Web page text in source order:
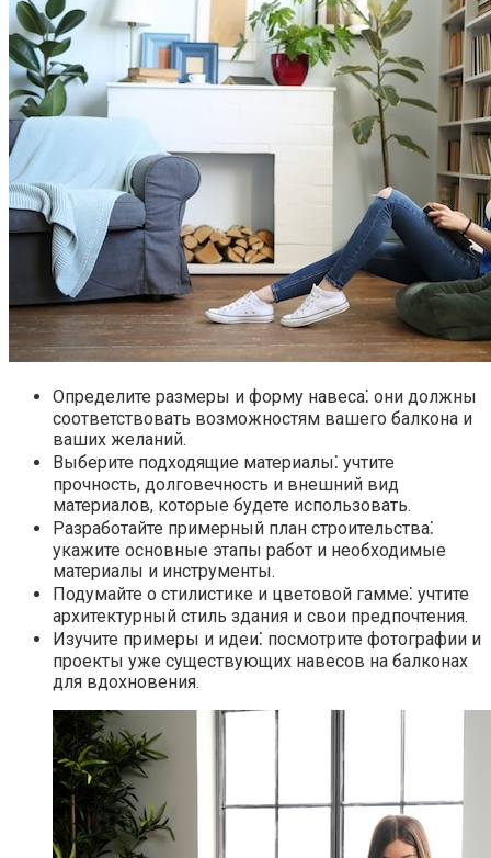
Определите размеры и форму навеса⁚ они должны
соответствовать возможностям вашего балкона и
ваших желаний.​
Выберите подходящие материалы⁚ учтите
прочность, долговечность и внешний вид
материалов, которые будете использовать.​
Разработайте примерный план строительства⁚
укажите основные этапы работ и необходимые
материалы и инструменты.
Подумайте о стилистике и цветовой гамме⁚ учтите
архитектурный стиль здания и свои предпочтения.​
Изучите примеры и идеи⁚ посмотрите фотографии и
проекты уже существующих навесов на балконах
для вдохновения.​